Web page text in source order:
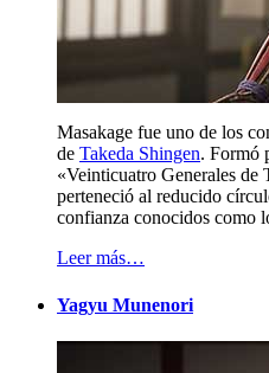
Masakage fue uno de los
de Takeda Shingen. Formó
«Veinticuatro Generales de
perteneció al reducido
confianza conocidos como
Leer más…
Yagyu Munenori